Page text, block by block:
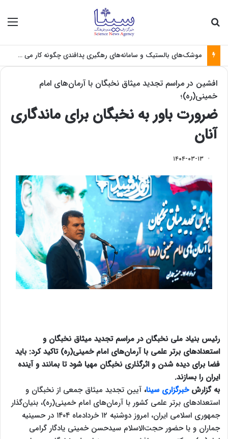
موشک‌های بالستیک و سامانه‌های رهگیری پدافندی چگونه کار می کنند؟
افشین در مراسم تجدید میثاق نخبگان با آرمان‌های امام‌
خمینی(ره)؛
ضرورت باور به نخبگان برای ماندگاری
آنان
۱۴۰۴-۰۳-۱۳
رئیس بنیاد ملی نخبگان در مراسم تجدید میثاق نخبگان و
استعدادهای برتر علمی با آرمان‌های امام‌ خمینی(ره) تاکید کرد: باید
فضا برای دیده شدن و اثرگذاری نخبگان مهیا شود تا بمانند و آینده
ایران را بسازند.
به گزارشخبرگزاری سینا، آیین تجدید میثاق جمعی از نخبگان و
استعدادهای برتر علمی کشور با آرمان‌های امام خمینی(ره)، بنیان‌گذار
جمهوری اسلامی ایران، امروز دوشنبه ۱۲ خردادماه ۱۴۰۴ در حسینیه
جماران و با حضور حجت‌الاسلام سیدحسن خمینی یادگار گرامی